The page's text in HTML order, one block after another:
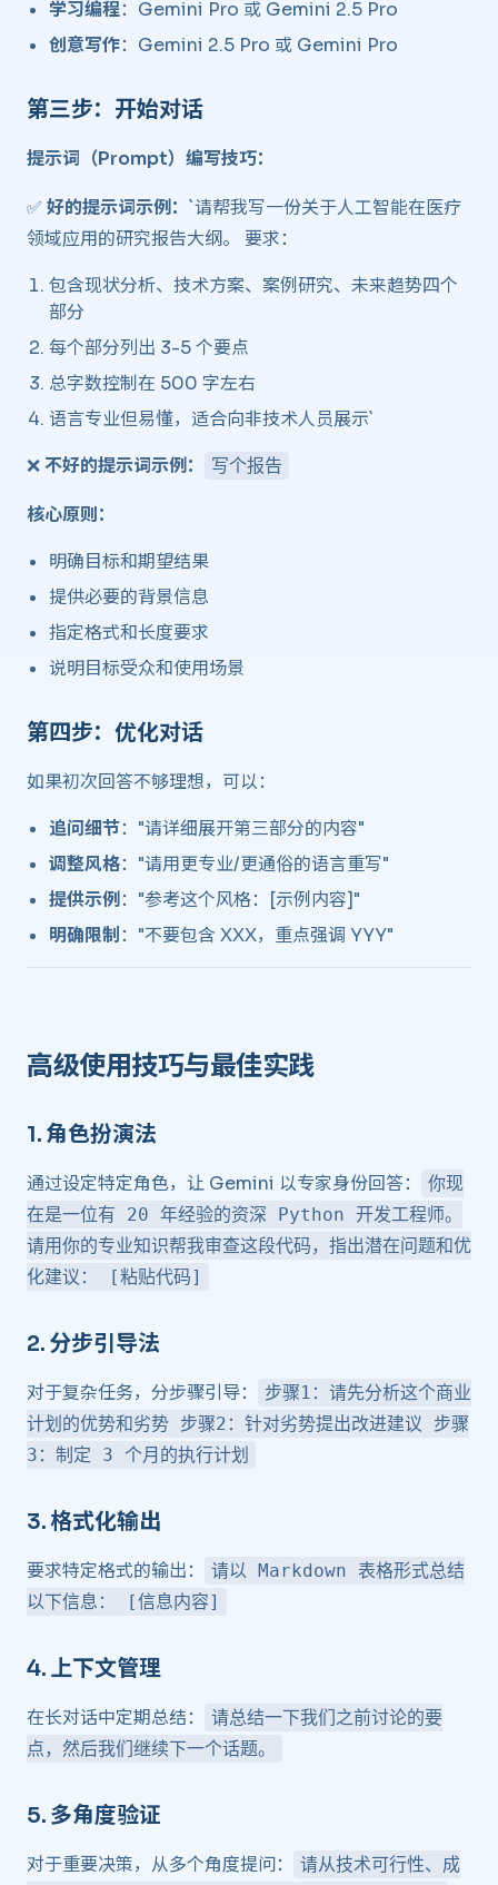
学习编程：Gemini Pro 或 Gemini 2.5 Pro
创意写作：Gemini 2.5 Pro 或 Gemini Pro
第三步：开始对话 ​
提示词（Prompt）编写技巧：
✅ 好的提示词示例： `请帮我写一份关于人工智能在医疗
领域应用的研究报告大纲。 要求：
包含现状分析、技术方案、案例研究、未来趋势四个
部分
每个部分列出 3-5 个要点
总字数控制在 500 字左右
语言专业但易懂，适合向非技术人员展示`
❌不好的提示词示例： 写个报告
核心原则：
明确目标和期望结果
提供必要的背景信息
指定格式和长度要求
说明目标受众和使用场景
第四步：优化对话 ​
如果初次回答不够理想，可以：
追问细节："请详细展开第三部分的内容"
调整风格："请用更专业/更通俗的语言重写"
提供示例 ："参考这个风格：[示例内容]"
明确限制 ："不要包含 XXX，重点强调 YYY"
高级使用技巧与最佳实践 ​
1. 角色扮演法
通过设定特定角色，让 Gemini 以专家身份回答：
你现
在是一位有 20 年经验的资深 Python 开发工程师。
请用你的专业知识帮我审查这段代码，指出潜在问题和优
化建议： [粘贴代码]
2. 分步引导法
对于复杂任务，分步骤引导：
步骤1：请先分析这个商业
计划的优势和劣势 步骤2：针对劣势提出改进建议 步骤
3：制定 3 个月的执行计划
3. 格式化输出
要求特定格式的输出：
请以 Markdown 表格形式总结
以下信息： [信息内容]
4. 上下文管理​
在长对话中定期总结：
请总结一下我们之前讨论的要
点，然后我们继续下一个话题。
5. 多角度验证
对于重要决策，从多个角度提问： 请从技术可行性、成